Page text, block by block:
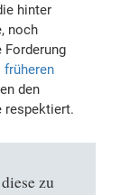
hinter
noch
Forderung
früheren
den
respektiert.
zu